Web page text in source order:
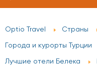
Optio Travel Страны
Города и курорты Турции
Лучшие отели Белека